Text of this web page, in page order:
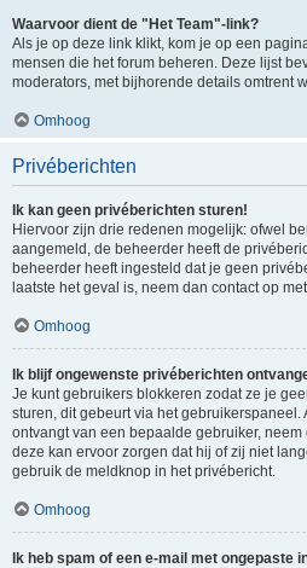
Waarvoor dient de "Het Team"-link?
Als je op deze link klikt, kom je op een
mensen die het forum beheren. Deze lijst
moderators, met bijhorende details omtrent
Omhoog
Privéberichten
Ik kan geen privéberichten sturen!
Hiervoor zijn drie redenen mogelijk: ofwel
aangemeld, de beheerder heeft de
beheerder heeft ingesteld dat je geen
laatste het geval is, neem dan contact op
Omhoog
Ik blijf ongewenste privéberichten
Je kunt gebruikers blokkeren zodat ze je
sturen, dit gebeurt via het
ontvangt van een bepaalde gebruiker,
deze kan ervoor zorgen dat hij of zij niet
gebruik de meldknop in het privébericht.
Omhoog
Ik heb spam of een e-mail met ongepaste